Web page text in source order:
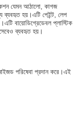
যেমন আঠালো, কাগজ
ব্যবহৃত হয়।এটি পেইন্ট, লেপ
বায়োডিগ্রেডেবল প্লাস্টিক
ব্যবহৃত হয়।
পরিষেবা প্রদান করে।এই